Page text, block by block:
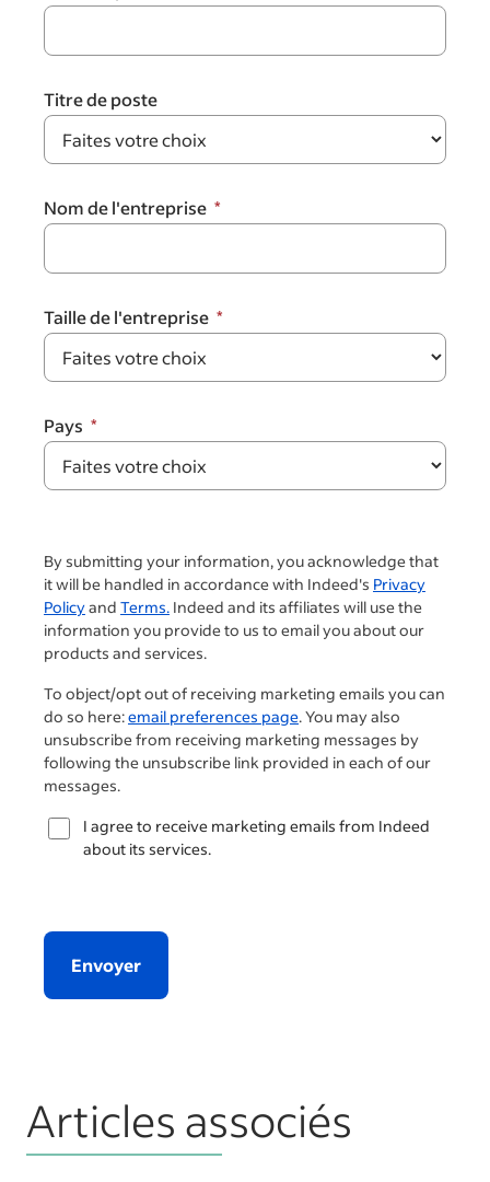
Titre de poste
Nom de l'entreprise
Taille de l'entreprise
Pays
By submitting your information, you acknowledge that
it will be handled in accordance with Indeed's Privacy
Policyand Terms. Indeed and its affiliates will use the
information you provide to us to email you about our
products and services.
To object/opt out of receiving marketing emails you can
do so here:email preferences page. You may also
unsubscribe from receiving marketing messages by
following the unsubscribe link provided in each of our
messages.
I agree to receive marketing emails from Indeed
about its services.
Envoyer
Articles associés